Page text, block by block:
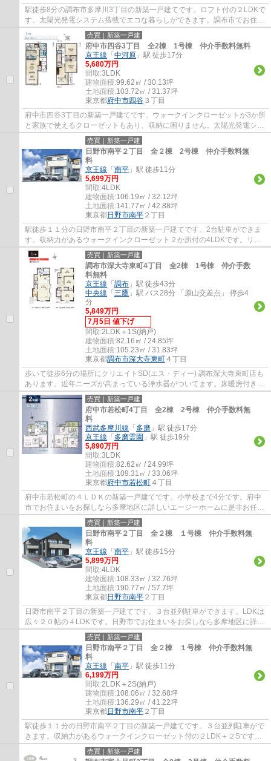
駅徒歩8分の調布市多摩川3丁目の新築一戸建てです。ロフト付の２LDKで
す。太陽光発電システム搭載でエコな暮らしができます。調布市でお住ま
いをお探しなら多摩地区に詳しいエージーホ...
売買｜新築一戸建
府中市四谷3丁目 全2棟 1号棟 仲介手数料無料
京王線 「 中河原 」駅 徒歩17分
5,680万円
間取:3LDK
建物面積:99.62㎡ / 30.13坪
土地面積:103.72㎡ / 31.37坪
東京都府中市四谷 ３丁目
府中市四谷3丁目の新築一戸建てです。ウォークインクローゼットが3か所
と家族で使えるクローゼットもあり、収納に困りません。太陽光発電シス
テム搭載でエコな暮らしができます。食洗...
売買｜新築一戸建
日野市南平２丁目 全２棟 2号棟 仲介手数料無
料
京王線 「 南平 」駅 徒歩11分
5,699万円
間取:4LDK
建物面積:106.19㎡ / 32.12坪
土地面積:141.77㎡ / 42.88坪
東京都日野市南平 ２丁目
駅徒歩１１分の日野市南平２丁目の新築一戸建てです。2台駐車ができま
す。収納力があるウォークインクローゼット２か所付の4LDKです。リビ
ングは間仕切りで一つ部屋を作ることができま...
売買｜新築一戸建
調布市深大寺東町4丁目 全2棟 1号棟 仲介手数
料無料
京王線 「 調布 」駅 徒歩43分
中央線 「 三鷹 」駅 バス28分 「原山交差点」 停歩4
分
5,849万円
7月5日 値下げ
間取:2LDK＋1S(納戸)
建物面積:82.16㎡ / 24.85坪
土地面積:105.23㎡ / 31.83坪
東京都調布市深大寺東町 ４丁目
歩いて徒歩6分の場所にクリエイトSD(エス・ディー) 調布深大寺東町店も
あります。近年ニーズが高まっている浄水器がついてます。床暖房付き物
件は、足元から温められるのでエアコンの...
売買｜新築一戸建
府中市若松町4丁目 全2棟 2号棟 仲介手数料無
料
西武多摩川線 「 多磨 」駅 徒歩17分
京王線 「 多磨霊園 」駅 徒歩19分
5,890万円
間取:3LDK
建物面積:82.62㎡ / 24.99坪
土地面積:109.31㎡ / 33.06坪
東京都府中市若松町 ４丁目
府中市若松町の４ＬＤＫの新築一戸建てです。小学校まで4分です。府中
市でお住まいをお探しなら多摩地区に詳しいエージーホームに是非お任せ
ください。まずはお気軽にご連絡ください。
売買｜新築一戸建
日野市南平２丁目 全２棟 １号棟 仲介手数料無
料
京王線 「 南平 」駅 徒歩15分
5,899万円
間取:4LDK
建物面積:108.33㎡ / 32.76坪
土地面積:190.77㎡ / 57.7坪
東京都日野市南平 ２丁目
日野市南平２丁目の新築一戸建てです。３台並列駐車ができます。LDKは
広々２０帖の４LDKです。日野市でお住まいをお探しなら多摩地区に詳し
いエージーホームに是非お任せください。ま...
売買｜新築一戸建
日野市南平２丁目 全２棟 １号棟 仲介手数料無
料
京王線 「 南平 」駅 徒歩11分
6,199万円
間取:2LDK＋2S(納戸)
建物面積:108.06㎡ / 32.68坪
土地面積:136.29㎡ / 41.22坪
東京都日野市南平 ２丁目
駅徒歩１１分の日野市南平２丁目の新築一戸建てです。３台並列駐車がで
きます。収納力があるウォークインクローゼット付の２LDK＋２Sです。
リビングは間仕切りで一つ部屋を作ることが...
売買｜新築一戸建